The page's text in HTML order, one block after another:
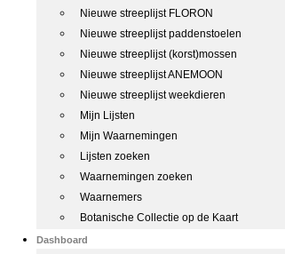
Nieuwe streeplijst FLORON
Nieuwe streeplijst paddenstoelen
Nieuwe streeplijst (korst)mossen
Nieuwe streeplijst ANEMOON
Nieuwe streeplijst weekdieren
Mijn Lijsten
Mijn Waarnemingen
Lijsten zoeken
Waarnemingen zoeken
Waarnemers
Botanische Collectie op de Kaart
Dashboard